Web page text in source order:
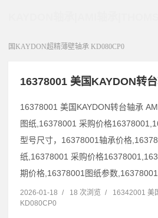
国KAYDON超精薄壁轴承 KD080CP0
16378001 美国KAYDON转
16378001 美国KAYDON转台轴承
图纸,16378001 采购价格
型号尺寸，16378001轴承价格
纸,16378001 采购价格
期价格,16378001图纸参数,16378001
2026-01-18 / 18 次浏览 /
16342001 美
KD080CP0